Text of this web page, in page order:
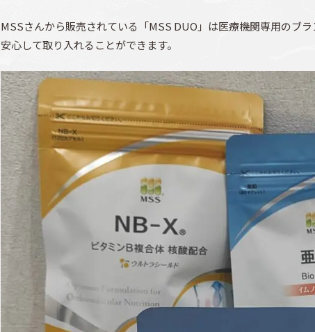
MSSさんから販売されている「MSS DUO」は医療機関専用のブ
安心して取り入れることができます。